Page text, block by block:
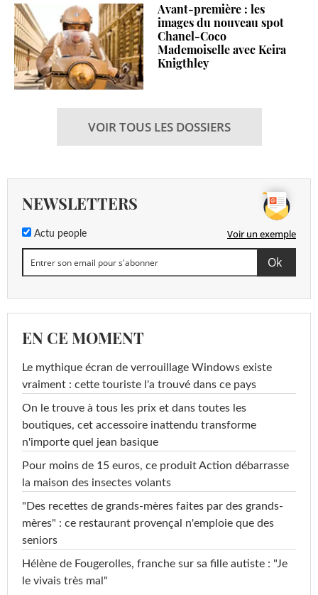
Avant-première : les
images du nouveau spot
Chanel-Coco
Mademoiselle avec Keira
Knigthley
VOIR TOUS LES DOSSIERS
NEWSLETTERS
Actu people Voir un exemple
EN CE MOMENT
Le mythique écran de verrouillage Windows existe
vraiment : cette touriste l'a trouvé dans ce pays
On le trouve à tous les prix et dans toutes les
boutiques, cet accessoire inattendu transforme
n'importe quel jean basique
Pour moins de 15 euros, ce produit Action débarrasse
la maison des insectes volants
"Des recettes de grands-mères faites par des grands-
mères" : ce restaurant provençal n'emploie que des
seniors
Hélène de Fougerolles, franche sur sa fille autiste : "Je
le vivais très mal"